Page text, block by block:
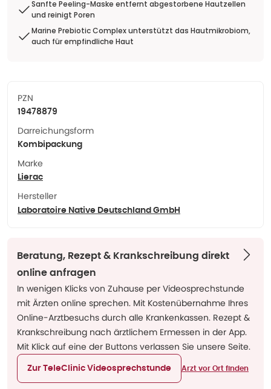
Sanfte Peeling-Maske entfernt abgestorbene Hautzellen
und reinigt Poren
Marine Prebiotic Complex unterstützt das Hautmikrobiom,
auch für empfindliche Haut
PZN
19478879
Darreichungsform
Kombipackung
Marke
Lierac
Hersteller
Laboratoire Native Deutschland GmbH
Beratung, Rezept & Krankschreibung direkt
online anfragen
In wenigen Klicks von Zuhause per Videosprechstunde
mit Ärzten online sprechen. Mit Kostenübernahme Ihres
Online-Arztbesuchs durch alle Krankenkassen. Rezept &
Krankschreibung nach ärztlichem Ermessen in der App.
Mit Klick auf eine der Buttons verlassen Sie unsere Seite.
Zur TeleClinic Videosprechstunde Arzt vor Ort finden